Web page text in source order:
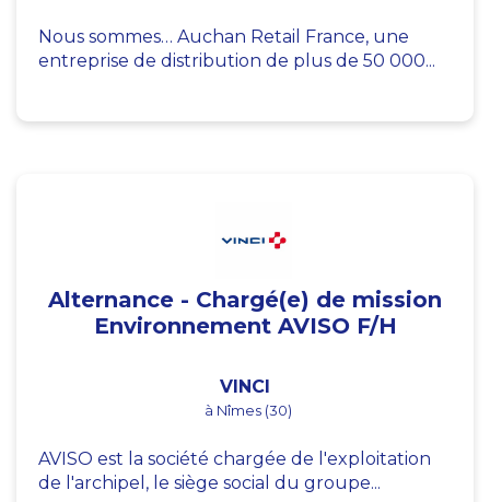
Nous sommes… Auchan Retail France, une
entreprise de distribution de plus de 50 000...
Alternance - Chargé(e) de mission
Environnement AVISO F/H
VINCI
à Nîmes (30)
AVISO est la société chargée de l'exploitation
de l'archipel, le siège social du groupe...